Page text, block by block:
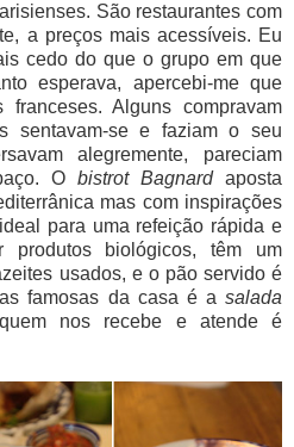
São restaurantes com
a preços mais acessíveis. Eu
cedo do que o grupo em que
esperava, apercebi-me que
Alguns compravam
sentavam-se e faziam o seu
alegremente, pareciam
O bistrot Bagnardaposta
mas com inspirações
para uma refeição rápida e
produtos biológicos, têm um
usados, e o pão servido é
famosas da casa é a salada
nos recebe e atende é